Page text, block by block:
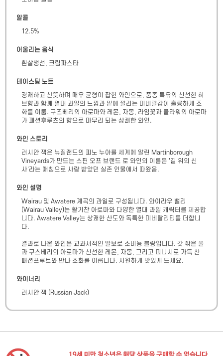
알콜
12.5%
어울리는 음식
흰살생선, 크림파스타
테이스팅 노트
경쾌하고 산뜻하며 매우 균형이 잡힌 와인으로, 품종 특유의 신선한 허
브향과 함께 열대 과일의 느낌과 밑에 깔리는 미네랄감이 훌륭하게 조
화를 이룸. 구즈베리의 아로마와 레몬, 자몽, 라임꽃과 플라워의 아로마
가 패션후루츠의 향으로 마무리 되는 상쾌한 와인.
와인 스토리
러시안 잭은 뉴질랜드의 피노 누아를 세계에 알린 Martinborough
Vineyards가 만드는 스핀 오프 브랜드 로 와인의 이름은 '길 위의 신
사'라는 애칭으로 사랑 받았던 실존 인물에서 따왔음.
와인 설명
Wairau 및 Awatere 계곡의 과일로 구성됩니다. 와이라우 밸리
(Wairau Valley)는 활기찬 아로마와 다양한 열대 과일 캐릭터를 제공합
니다. Awatere Valley는 상쾌한 산도와 독특한 미네랄리티를 더합니
다.
결과로 나온 와인은 교과서적인 말보로 소비뇽 블랑입니다. 갓 깎은 풀
과 구스베리의 아로마가 신선한 레몬, 자몽, 그리고 피니시로 가득 찬
패션프루트와 만나 조화를 이룹니다. 시원하게 맛있게 드세요.
와이너리
러시안 잭 ( Russian Jack)